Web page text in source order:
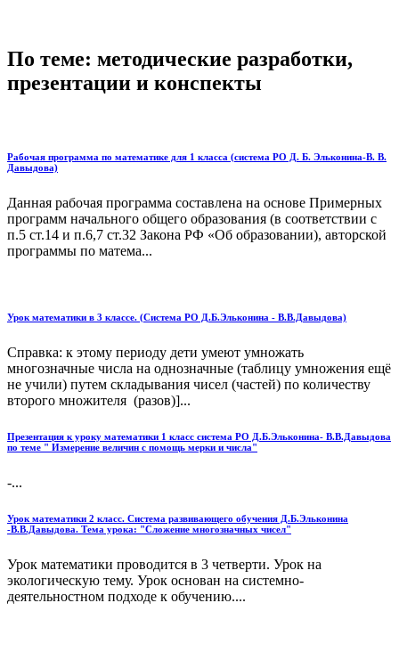
По теме: методические разработки,
презентации и конспекты
Рабочая программа по математике для 1 класса (система РО Д. Б. Эльконина-В. В.
Давыдова)
Данная рабочая программа составлена на основе Примерных
программ начального общего образования (в соответствии с
п.5 ст.14 и п.6,7 ст.32 Закона РФ «Об образовании), авторской
программы по матема...
Урок математики в 3 классе. (Система РО Д.Б.Эльконина - В.В.Давыдова)
Справка: к этому периоду дети умеют умножать
многозначные числа на однозначные (таблицу умножения ещё
не учили) путем складывания чисел (частей) по количеству
второго множителя (разов)]...
Презентация к уроку математики 1 класс система РО Д.Б.Эльконина- В.В.Давыдова
по теме " Измерение величин с помощь мерки и числа"
-...
Урок математики 2 класс. Система развивающего обучения Д.Б.Эльконина
-В.В.Давыдова. Тема урока: "Сложение многозначных чисел"
Урок математики проводится в 3 четверти. Урок на
экологическую тему. Урок основан на системно-
деятельностном подходе к обучению....